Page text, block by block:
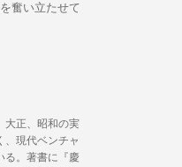
奮い立たせて
大正、昭和の実
、現代ベンチャ
る。著書に『慶